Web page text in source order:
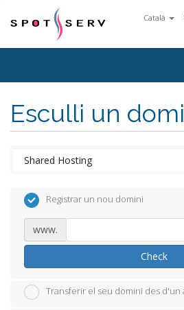
Català
Esculli un
Registrar un nou domini
www.
Check
Transferir el seu domini des d'un